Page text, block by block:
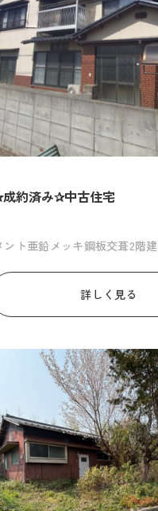
約済み✰中古住宅
ント亜鉛メッキ鋼板交葺2階建
詳しく見る